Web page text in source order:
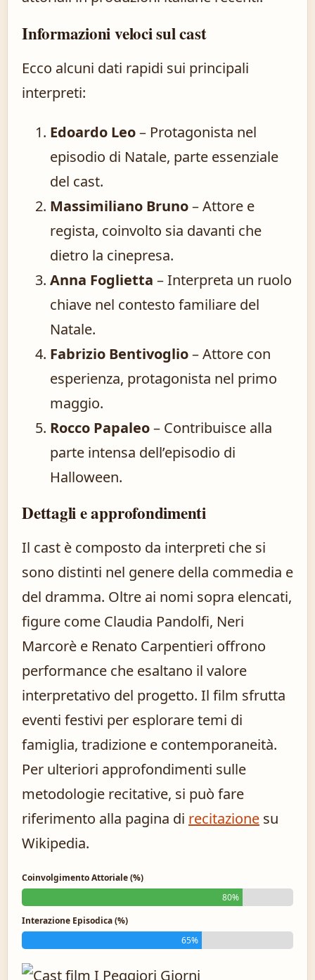
Informazioni veloci sul cast
Ecco alcuni dati rapidi sui principali
interpreti:
Edoardo Leo– Protagonista nel
episodio di Natale, parte essenziale
del cast.
Massimiliano Bruno– Attore e
regista, coinvolto sia davanti che
dietro la cinepresa.
Anna Foglietta – Interpreta un ruolo
chiave nel contesto familiare del
Natale.
Fabrizio Bentivoglio– Attore con
esperienza, protagonista nel primo
maggio.
Rocco Papaleo– Contribuisce alla
parte intensa dell’episodio di
Halloween.
Dettagli e approfondimenti
Il cast è composto da interpreti che si
sono distinti nel genere della commedia e
del dramma. Oltre ai nomi sopra elencati,
figure come Claudia Pandolfi, Neri
Marcorè e Renato Carpentieri offrono
performance che esaltano il valore
interpretativo del progetto. Il film sfrutta
eventi festivi per esplorare temi di
famiglia, tradizione e contemporaneità.
Per ulteriori approfondimenti sulle
metodologie recitative, si può fare
riferimento alla pagina di recitazione su
Wikipedia.
Coinvolgimento Attoriale (%)
80%
Interazione Episodica (%)
65%